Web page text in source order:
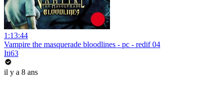
1:13:44
Vampire the masquerade bloodlines - pc - redif 04
Iti63
il y a 8 ans